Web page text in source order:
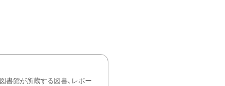
書館が所蔵する図書、レポー